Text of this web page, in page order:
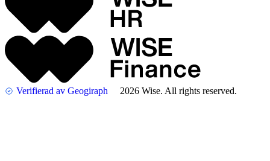
Verifierad av Geogiraph 2026 Wise. All rights reserved.